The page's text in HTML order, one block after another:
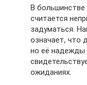
В большинстве
считается
задуматься.
означает, что
но её надежды
ожиданиях.